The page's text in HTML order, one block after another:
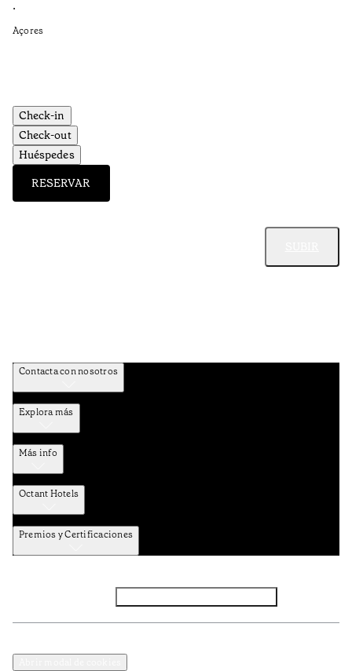
•
Açores
Check-in
Check-out
Huéspedes
RESERVAR
Contacta con nosotros
Explora más
Más info
Octant Hotels
Premios y Certificaciones